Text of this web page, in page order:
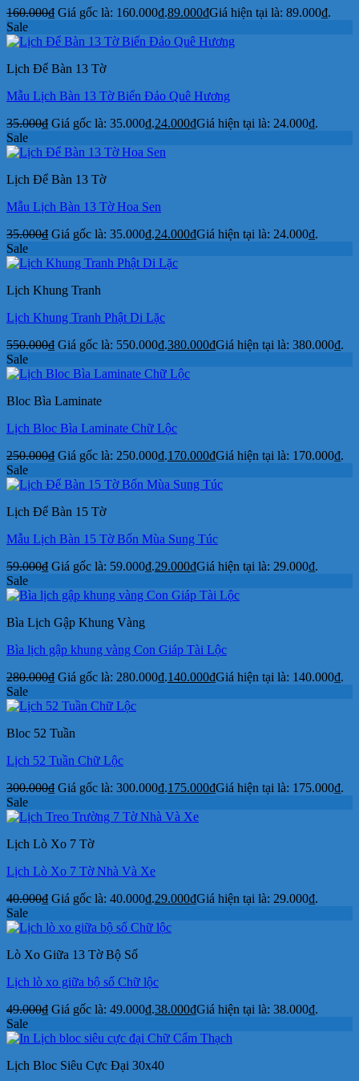
160.000₫ Giá gốc là: 160.000₫.89.000₫Giá hiện tại là: 89.000₫.
Sale
Lịch Để Bàn 13 Tờ
Mẫu Lịch Bàn 13 Tờ Biển Đảo Quê Hương
35.000₫ Giá gốc là: 35.000₫.24.000₫Giá hiện tại là: 24.000₫.
Sale
Lịch Để Bàn 13 Tờ
Mẫu Lịch Bàn 13 Tờ Hoa Sen
35.000₫ Giá gốc là: 35.000₫.24.000₫Giá hiện tại là: 24.000₫.
Sale
Lịch Khung Tranh
Lịch Khung Tranh Phật Di Lặc
550.000₫ Giá gốc là: 550.000₫.380.000₫Giá hiện tại là: 380.000₫.
Sale
Bloc Bìa Laminate
Lịch Bloc Bìa Laminate Chữ Lộc
250.000₫ Giá gốc là: 250.000₫.170.000₫Giá hiện tại là: 170.000₫.
Sale
Lịch Để Bàn 15 Tờ
Mẫu Lịch Bàn 15 Tờ Bốn Mùa Sung Túc
59.000₫ Giá gốc là: 59.000₫.29.000₫Giá hiện tại là: 29.000₫.
Sale
Bìa Lịch Gập Khung Vàng
Bìa lịch gập khung vàng Con Giáp Tài Lộc
280.000₫ Giá gốc là: 280.000₫.140.000₫Giá hiện tại là: 140.000₫.
Sale
Bloc 52 Tuần
Lịch 52 Tuần Chữ Lộc
300.000₫ Giá gốc là: 300.000₫.175.000₫Giá hiện tại là: 175.000₫.
Sale
Lịch Lò Xo 7 Tờ
Lịch Lò Xo 7 Tờ Nhà Và Xe
40.000₫ Giá gốc là: 40.000₫.29.000₫Giá hiện tại là: 29.000₫.
Sale
Lò Xo Giữa 13 Tờ Bộ Số
Lịch lò xo giữa bộ số Chữ lộc
49.000₫ Giá gốc là: 49.000₫.38.000₫Giá hiện tại là: 38.000₫.
Sale
Lịch Bloc Siêu Cực Đại 30x40